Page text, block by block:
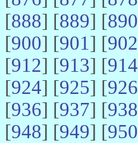
[888] [889] [890
[900] [901] [902
[912] [913] [914
[924] [925] [926
[936] [937] [938
[948] [949] [950